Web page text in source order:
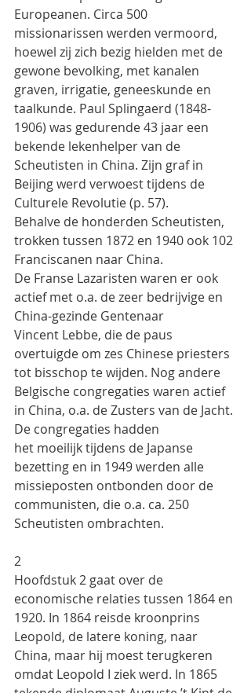
Europeanen. Circa 500
missionarissen werden vermoord,
hoewel zij zich bezig hielden met de
gewone bevolking, met kanalen
graven, irrigatie, geneeskunde en
taalkunde. Paul Splingaerd (1848-
1906) was gedurende 43 jaar een
bekende lekenhelper van de
Scheutisten in China. Zijn graf in
Beijing werd verwoest tijdens de
Culturele Revolutie (p. 57).
Behalve de honderden Scheutisten,
trokken tussen 1872 en 1940 ook 102
Franciscanen naar China.
De Franse Lazaristen waren er ook
actief met o.a. de zeer bedrijvige en
China-gezinde Gentenaar
Vincent Lebbe, die de paus
overtuigde om zes Chinese priesters
tot bisschop te wijden. Nog andere
Belgische congregaties waren actief
in China, o.a. de Zusters van de Jacht.
De congregaties hadden
het moeilijk tijdens de Japanse
bezetting en in 1949 werden alle
missieposten ontbonden door de
communisten, die o.a. ca. 250
Scheutisten ombrachten.
2
Hoofdstuk 2 gaat over de
economische relaties tussen 1864 en
1920. In 1864 reisde kroonprins
Leopold, de latere koning, naar
China, maar hij moest terugkeren
omdat Leopold I ziek werd. In 1865